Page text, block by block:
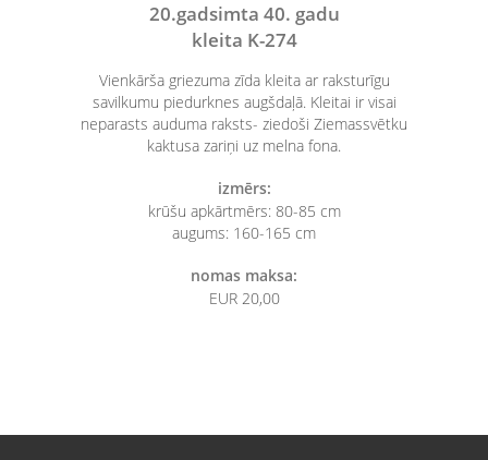
20.gadsimta 40. gadu
kleita K-274
Vienkārša griezuma zīda kleita ar raksturīgu
savilkumu piedurknes augšdaļā. Kleitai ir visai
neparasts auduma raksts- ziedoši Ziemassvētku
kaktusa zariņi uz melna fona.
izmērs:
krūšu apkārtmērs: 80-85 cm
augums: 160-165 cm
nomas maksa:
EUR 20,00